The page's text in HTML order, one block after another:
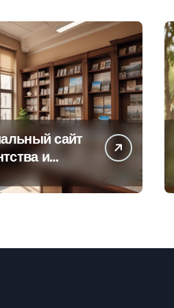
сайт
и
офисов
по регионам